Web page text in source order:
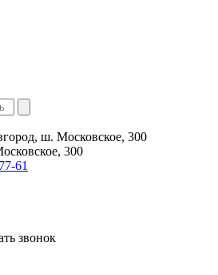
ш. Московское, 300
300
61
звонок